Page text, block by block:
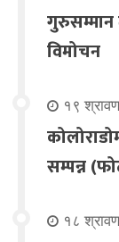
गुरुसम्मान
विमोचन
१९
सम्पन्न
१८